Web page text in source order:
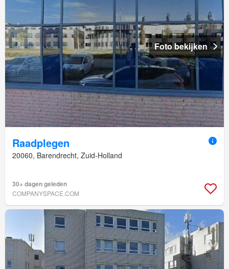
Foto bekijken
Raadplegen
20060, Barendrecht, Zuid-Holland
30+ dagen geleden
COMPANYSPACE.COM